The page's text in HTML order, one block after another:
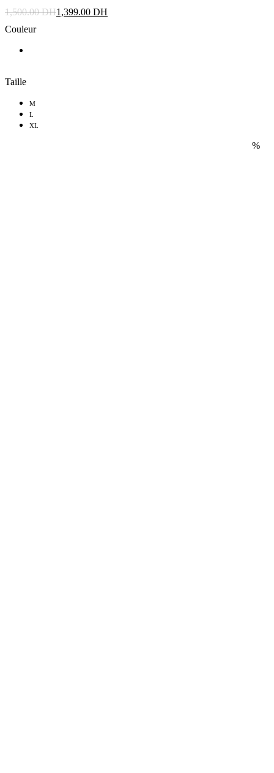
1,500.00DH1,399.00 DH
Couleur
Taille
M
L
XL
%